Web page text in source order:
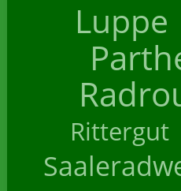
Luppe
Rittergut